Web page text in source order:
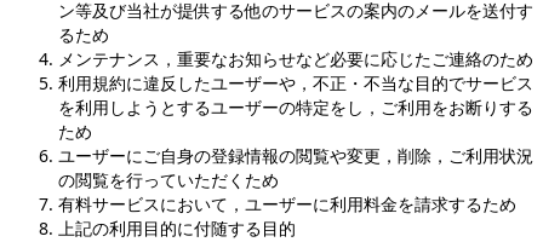
ン等及び当社が提供する他のサービスの案内のメールを送付す
るため
メンテナンス，重要なお知らせなど必要に応じたご連絡のため
利用規約に違反したユーザーや，不正・不当な目的でサービス
を利用しようとするユーザーの特定をし，ご利用をお断りする
ため
ユーザーにご自身の登録情報の閲覧や変更，削除，ご利用状況
の閲覧を行っていただくため
有料サービスにおいて，ユーザーに利用料金を請求するため
上記の利用目的に付随する目的